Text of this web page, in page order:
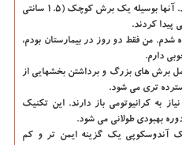
تکنیک جراحی کم تهاجمی را انجام دادند. آنها بوسیله یک برش کوچک (۱.۵ سانتی
پیدا کردند.
من فقط دو روز در بیمارستان بودم،
دارم.
برش های بزرگ و برداشتن بخشهایی از
تری می شود.
به کرانیوتومی باز دارند. این تکنیک
بهبودی طولانی می شود.
آندوسکوپی یک گزینه ایمن تر و کم